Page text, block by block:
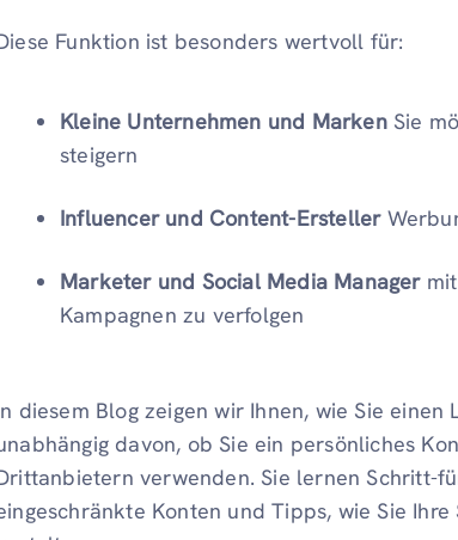
Funktion ist besonders wertvoll für:
Kleine Unternehmen und MarkenSie
steigern
Influencer und Content-Ersteller
Marketer und Social Media Managermit
Kampagnen zu verfolgen
diesem Blog zeigen wir Ihnen, wie Sie
davon, ob Sie ein persönliches
verwenden. Sie lernen Schritt-
Konten und Tipps, wie Sie